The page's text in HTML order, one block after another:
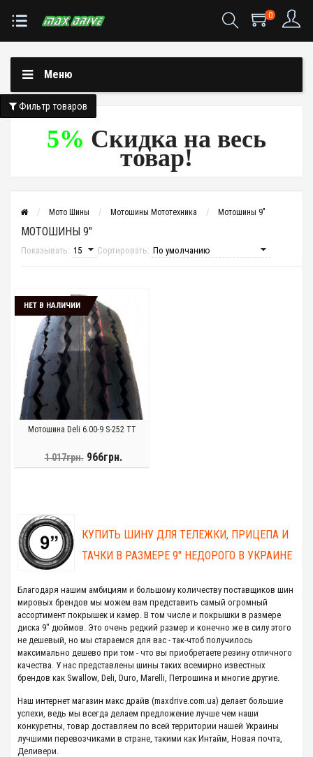
0
Меню
5% Скидка на весь
товар!
Мото Шины Мотошины Мототехника Мотошины 9"
МОТОШИНЫ 9"
Показывать: Сортировать:
НЕТ В НАЛИЧИИ
Мотошина Deli 6.00-9 S-252 ТT
1 017грн. 966грн.
КУПИТЬ ШИНУ ДЛЯ ТЕЛЕЖКИ, ПРИЦЕПА И
ТАЧКИ В РАЗМЕРЕ 9" НЕДОРОГО В УКРАИНЕ
Благодаря нашим амбициям и большому количеству поставщиков шин
мировых брендов мы можем вам представить самый огромный
ассортимент покрышек и камер. В том числе и покрышки в размере
диска 9" дюймов. Это очень редкий размер и конечно же в силу этого
не дешевый, но мы стараемся для вас - так-чтоб получилось
максимально дешево при том - что вы приобретаете резину отличного
качества. У нас представлены шины таких всемирно известных
брендов как Swallow, Deli, Duro, Marelli, Петрошина и многие другие.
Наш интернет магазин макс драйв (maxdrive.com.ua) делает большие
успехи, ведь мы всегда делаем предложение лучше чем наши
конкуретны, товар доставляем по всей территории нашей Украины
лучшими перевозчиками в стране, такими как Интайм, Новая почта,
Деливери.
Фильтр товаров